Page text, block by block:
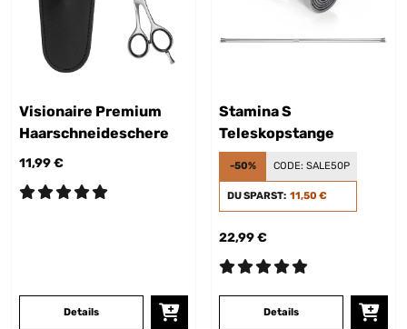
Visionaire Premium
Haarschneideschere
11,99 €
Details
Stamina S
Teleskopstange
-50% CODE: SALE50P
DU SPARST: 11,50 €
22,99 €
Details